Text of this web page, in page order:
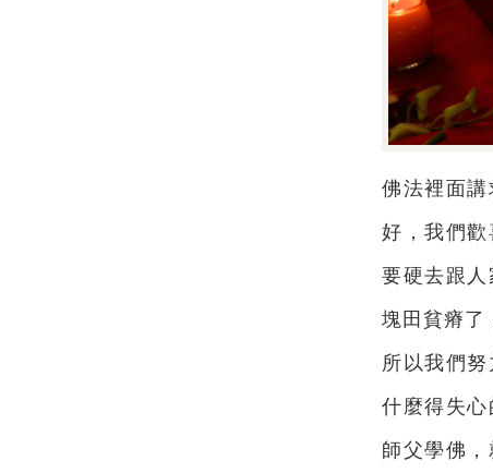
佛法裡面
好，我們
要硬去跟
塊田貧瘠了
所以我們
什麼得失
師父學佛